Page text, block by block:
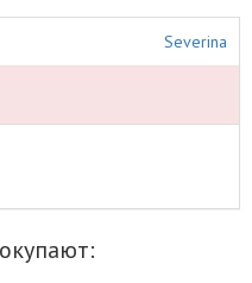
Severina